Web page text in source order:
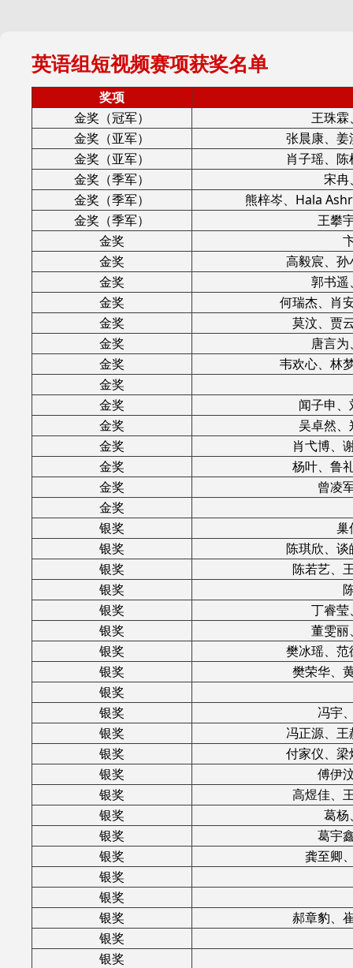
英语组短视频赛项获奖名单
奖项
金奖（冠军）
王珠
金奖（亚军）
张晨康、
金奖（亚军）
肖子瑶、
金奖（季军）
宋冉
金奖（季军）
熊梓岑、Hala
金奖（季军）
王攀
金奖
金奖
高毅宸、
金奖
郭书
金奖
何瑞杰、肖
金奖
莫汶、贾
金奖
唐言
金奖
韦欢心、林
金奖
金奖
闻子申
金奖
吴卓然
金奖
肖弋博、
金奖
杨叶、鲁
金奖
曾凌
金奖
银奖
巢
银奖
陈琪欣、
银奖
陈若艺、
银奖
银奖
丁睿
银奖
董雯
银奖
樊冰瑶、
银奖
樊荣华、
银奖
银奖
冯宇
银奖
冯正源、
银奖
付家仪、
银奖
傅伊
银奖
高煜佳、
银奖
葛杨
银奖
葛宇
银奖
龚至卿
银奖
银奖
银奖
郝章豹、
银奖
银奖